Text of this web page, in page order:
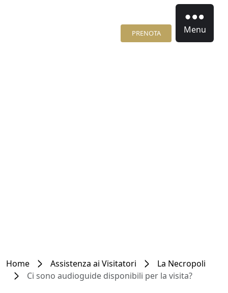
PRENOTA Menu
Home Assistenza ai Visitatori
La Necropoli
Ci sono audioguide disponibili per la visita?